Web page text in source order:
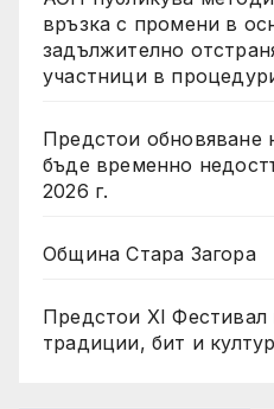
връзка с промени в
задължително
участници в
Предстои обновяване
бъде временно
2026 г.
Община Стара Загора
Предстои XI Фестивал
традиции, бит и